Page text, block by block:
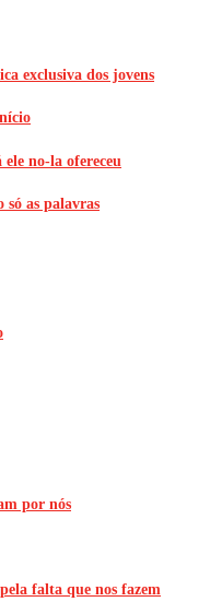
exclusiva dos jovens
no-la ofereceu
só as palavras
por nós
falta que nos fazem